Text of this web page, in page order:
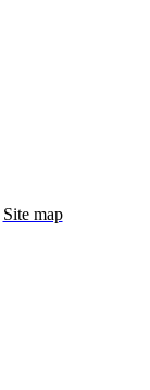
Site map